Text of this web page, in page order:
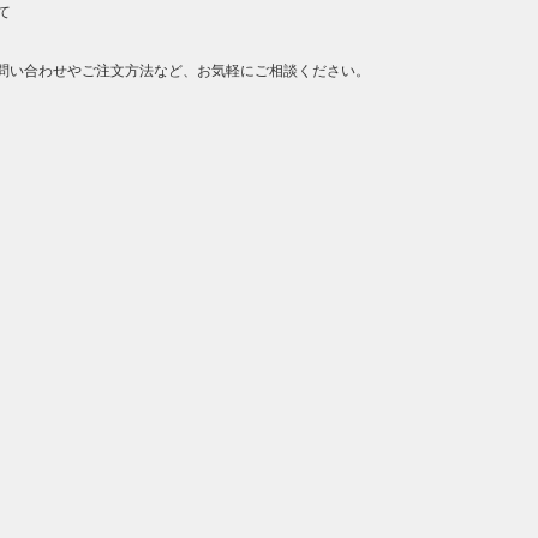
い合わせやご注文方法など、お気軽にご相談ください。